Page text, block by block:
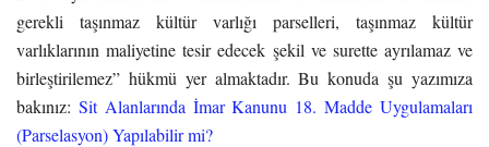
gerekli taşınmaz kültür varlığı parselleri, taşınmaz kültür
varlıklarının maliyetine tesir edecek şekil ve surette ayrılamaz ve
birleştirilemez” hükmü yer almaktadır. Bu konuda şu yazımıza
bakınız: Sit Alanlarında İmar Kanunu 18. Madde Uygulamaları
(Parselasyon) Yapılabilir mi?